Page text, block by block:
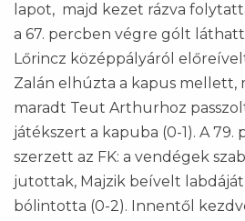
lapot, majd kezet rázva
a 67. percben végre gólt
Lőrincz középpályáról
Zalán elhúzta a kapus mellett,
maradt Teut Arthurhoz
játékszert a kapuba (0-1). A
szerzett az FK: a vendégek
jutottak, Majzik beívelt labdáját
bólintotta (0-2). Innentől